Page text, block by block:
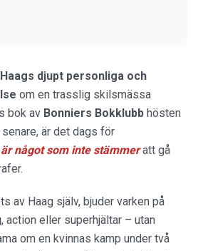
djupt personliga och
om en trasslig skilsmässa
bok av Bonniers Bokklubb hösten
är det dags för
är något som inte stämmeratt gå
av Haag själv, bjuder varken på
action eller superhjältar – utan
om en kvinnas kamp under två